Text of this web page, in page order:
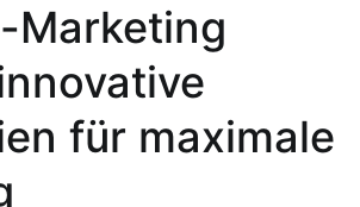
Marketing
für maximale